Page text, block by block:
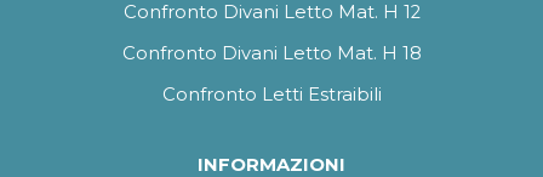
Confronto Divani Letto Mat. H 12
Confronto Divani Letto Mat. H 18
Confronto Letti Estraibili
INFORMAZIONI